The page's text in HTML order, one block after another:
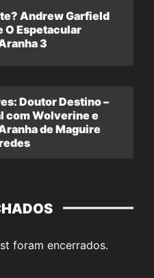
Andrew Garfield
O Espetacular
3
Doutor Destino –
com Wolverine e
de Maguire
foram encerrados.